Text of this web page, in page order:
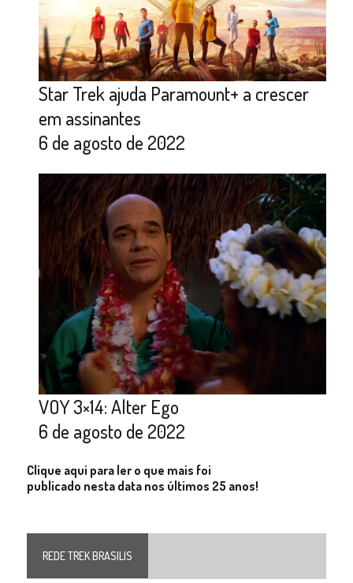
Star Trek ajuda Paramount+ a crescer
em assinantes
6 de agosto de 2022
VOY 3×14: Alter Ego
6 de agosto de 2022
Clique aqui para ler o que mais foi
publicado nesta data nos últimos 25 anos!
REDE TREK BRASILIS